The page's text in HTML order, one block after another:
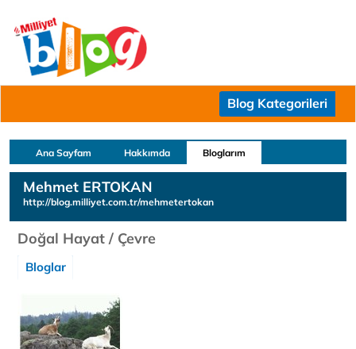
Blog Kategorileri
Ana Sayfam Hakkımda Bloglarım
Mehmet ERTOKAN
http://blog.milliyet.com.tr/mehmetertokan
Doğal Hayat / Çevre
Bloglar